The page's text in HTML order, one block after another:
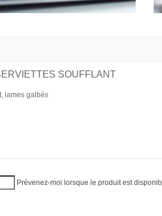
SOUFFLANT
lames galbés
Prévenez-moi lorsque le produit est